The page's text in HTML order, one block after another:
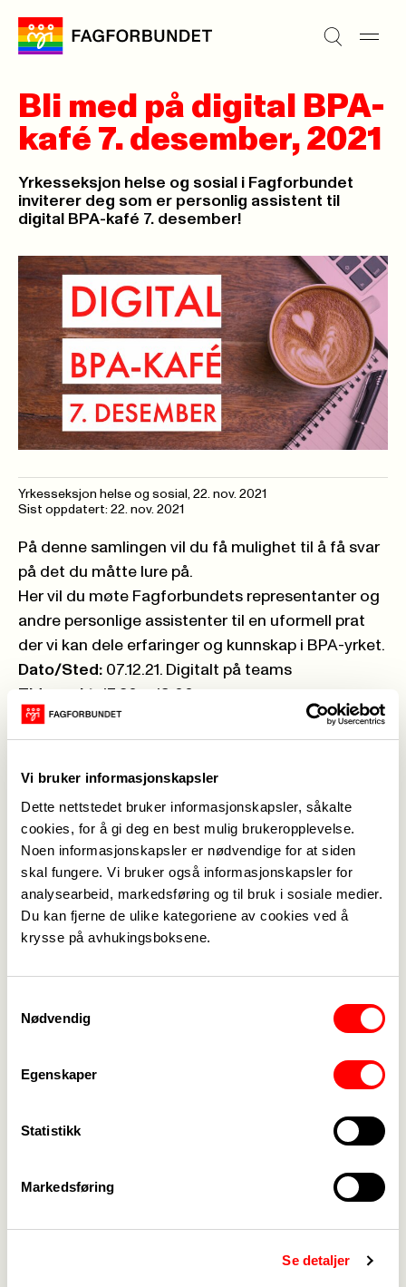
Vi bruker informasjonskapsler
Dette nettstedet bruker informasjonskapsler, såkalte
cookies, for å gi deg en best mulig brukeropplevelse.
Noen informasjonskapsler er nødvendige for at siden
skal fungere. Vi bruker også informasjonskapsler for
analysearbeid, markedsføring og til bruk i sosiale medier.
Du kan fjerne de ulike kategoriene av cookies ved å
krysse på avhukingsboksene.
Nødvendig
Egenskaper
Statistikk
Markedsføring
Se detaljer
Bli med på digital BPA-
kafé 7. desember, 2021
Yrkesseksjon helse og sosial i Fagforbundet
inviterer deg som er personlig assistent til
digital BPA-kafé 7. desember!
Yrkesseksjon helse og sosial
22. nov. 2021
Sist oppdatert: 22. nov. 2021
På denne samlingen vil du få mulighet til å få svar
på det du måtte lure på.
Her vil du møte Fagforbundets representanter og
andre personlige assistenter til en uformell prat
der vi kan dele erfaringer og kunnskap i BPA-yrket.
Dato/Sted: 07.12.21. Digitalt på teams
Tidspunkt:
17.30 – 19.00
Hege Weimand Larsen vil være til stede på møtet.
Hun har tidligere jobbet som personlig assistent
og utvikler av verktøy for god opplæring til alle
som jobber med BPA.
Du kan gjerne sende inn spørsmål på forhånd hvis
du ønsker det. Da må det sendes på e-post innen
02.12.21 tilnina.simonsen@fagforbundet.no
Vi tar også imot spørsmål under møtet.
Du vil få en kalenderinvitasjon på Teams, denne vil
deg opp via denne.
Leder yrkesseksjon helse og sosial Fagforbundet
Viken